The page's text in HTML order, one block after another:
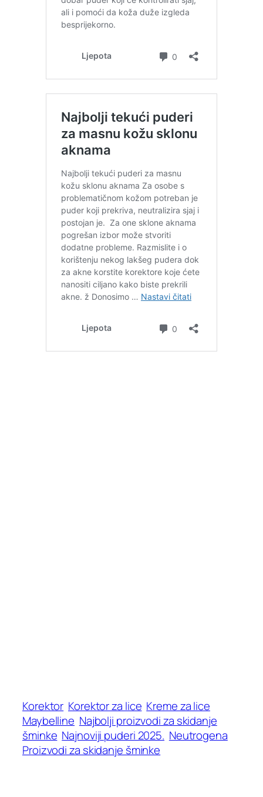
Korektor Korektor za lice Kreme za lice
Maybelline Najbolji proizvodi za skidanje
šminke Najnoviji puderi 2025. Neutrogena
Proizvodi za skidanje šminke